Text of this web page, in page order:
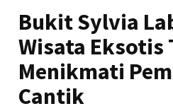
Bukit Sylvia
Wisata Eksotis
Menikmati
Cantik